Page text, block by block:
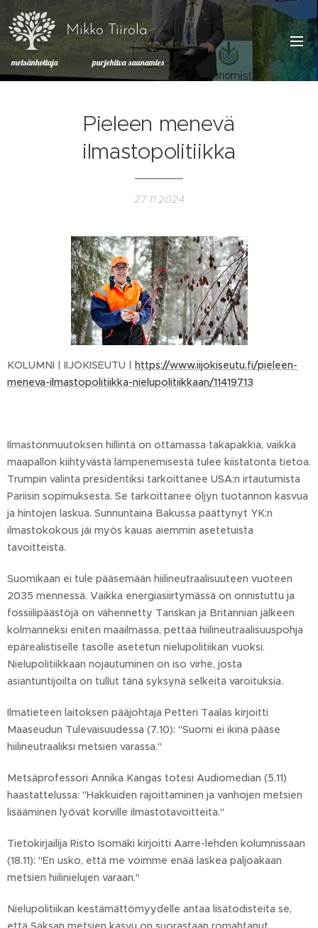
Mikko Tiirola
metsänhoitaja purjehtiva saunamies
Pieleen menevä
ilmastopolitiikka
27.11.2024
KOLUMNI | IIJOKISEUTU | https://www.iijokiseutu.fi/pieleen-
meneva-ilmastopolitiikka-nielupolitiikkaan/11419713
Ilmastonmuutoksen hillintä on ottamassa takapakkia, vaikka
maapallon kiihtyvästä lämpenemisestä tulee kiistatonta tietoa.
Trumpin valinta presidentiksi tarkoittanee USA:n irtautumista
Pariisin sopimuksesta. Se tarkoittanee öljyn tuotannon kasvua
ja hintojen laskua. Sunnuntaina Bakussa päättynyt YK:n
ilmastokokous jäi myös kauas aiemmin asetetuista
tavoitteista.
Suomikaan ei tule pääsemään hiilineutraalisuuteen vuoteen
2035 mennessä. Vaikka energiasiirtymässä on onnistuttu ja
fossiilipäästöjä on vähennetty Tanskan ja Britannian jälkeen
kolmanneksi eniten maailmassa, pettää hiilineutraalisuuspohja
epärealistiselle tasolle asetetun nielupolitiikan vuoksi.
Nielupolitiikkaan nojautuminen on iso virhe, josta
asiantuntijoilta on tullut tänä syksynä selkeitä varoituksia.
Ilmatieteen laitoksen pääjohtaja Petteri Taalas kirjoitti
Maaseudun Tulevaisuudessa (7.10): "Suomi ei ikinä pääse
hiilineutraaliksi metsien varassa."
Metsäprofessori Annika Kangas totesi Audiomedian (5.11)
haastattelussa: "Hakkuiden rajoittaminen ja vanhojen metsien
lisääminen lyövät korville ilmastotavoitteita."
Tietokirjailija Risto Isomäki kirjoitti Aarre-lehden kolumnissaan
(18.11): "En usko, että me voimme enää laskea paljoakaan
metsien hiilinielujen varaan."
Nielupolitiikan kestämättömyydelle antaa lisätodisteita se,